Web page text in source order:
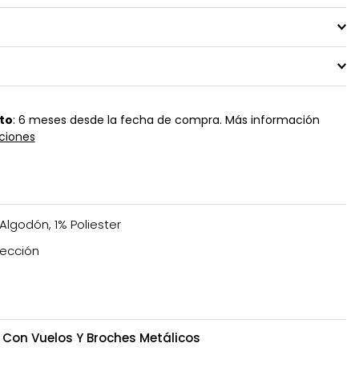
: 6 meses desde la fecha de compra. Más información
1% Poliester
Vuelos Y Broches Metálicos